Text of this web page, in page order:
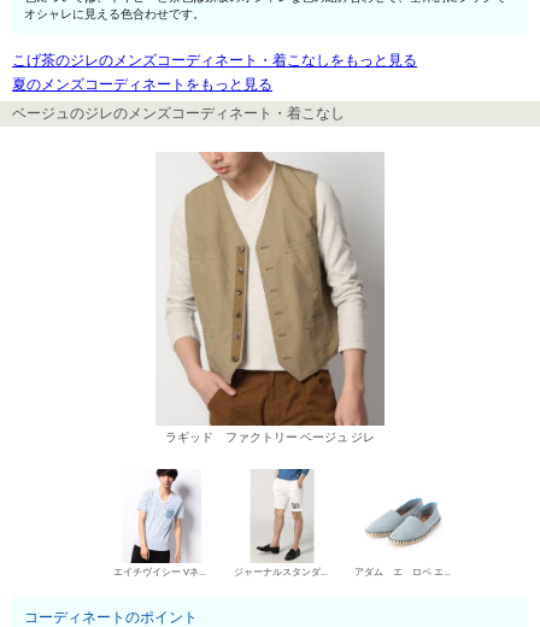
オシャレに見える色合わせです。
こげ茶のジレのメンズコーディネート・着こなしをもっと見る
夏のメンズコーディネートをもっと見る
ベージュのジレのメンズコーディネート・着こなし
ラギッド ファクトリー ベージュ ジレ
エイチヴイシー VネックTシャツ ジャーナルスタンダード ホームステッド スウェットパンツ アダム エ ロペ エスパドリーユ
コーディネートのポイント